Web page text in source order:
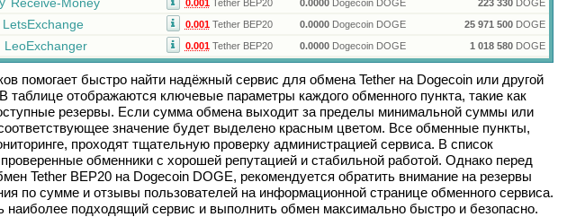
0.001Tether BEP20 0.0000Dogecoin DOGE 223 330DOGE
LetsExchange 0.001Tether BEP20 0.0000Dogecoin DOGE 25 971 500DOGE
LeoExchanger 0.001Tether BEP20 0.0000Dogecoin DOGE 1 018 580DOGE
помогает быстро найти надёжный сервис для обмена Tetherна Dogecoinили другой
таблице отображаются ключевые параметры каждого обменного пункта, такие как
резервы. Если сумма обмена выходит за пределы минимальной суммы или
значение будет выделено красным цветом. Все обменные пункты,
проходят тщательную проверку администрацией сервиса. В список
обменники с хорошей репутацией и стабильной работой. Однако перед
Tether BEP20на Dogecoin DOGE, рекомендуется обратить внимание на резервы
по сумме и отзывы пользователей на информационной странице обменного сервиса.
наиболее подходящий сервис и выполнить обмен максимально быстро и безопасно.